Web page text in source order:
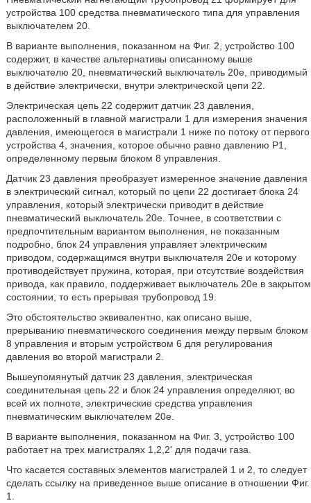
устройства 100 средства пневматического типа для управления
выключателем 20.
В варианте выполнения, показанном на Фиг. 2, устройство 100
содержит, в качестве альтернативы описанному выше
выключателю 20, пневматический выключатель 20е, приводимый
в действие электрически, внутри электрической цепи 22.
Электрическая цепь 22 содержит датчик 23 давления,
расположенный в главной магистрали 1 для измерения значения
давления, имеющегося в магистрали 1 ниже по потоку от первого
устройства 4, значения, которое обычно равно давлению Р1,
определенному первым блоком 8 управления.
Датчик 23 давления преобразует измеренное значение давления
в электрический сигнал, который по цепи 22 достигает блока 24
управления, который электрически приводит в действие
пневматический выключатель 20е. Точнее, в соответствии с
предпочтительным вариантом выполнения, не показанным
подробно, блок 24 управления управляет электрическим
приводом, содержащимся внутри выключателя 20е и которому
противодействует пружина, которая, при отсутствие воздействия
привода, как правило, поддерживает выключатель 20е в закрытом
состоянии, то есть прерывая трубопровод 19.
Это обстоятельство эквивалентно, как описано выше,
прерыванию пневматического соединения между первым блоком
8 управления и вторым устройством 6 для регулирования
давления во второй магистрали 2.
Вышеупомянутый датчик 23 давления, электрическая
соединительная цепь 22 и блок 24 управления определяют, во
всей их полноте, электрические средства управления
пневматическим выключателем 20е.
В варианте выполнения, показанном на Фиг. 3, устройство 100
работает на трех магистралях 1,2,2' для подачи газа.
Что касается составных элементов магистралей 1 и 2, то следует
сделать ссылку на приведенное выше описание в отношении Фиг.
1.